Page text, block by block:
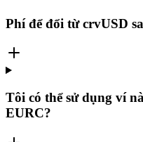
Phí để đổi từ crvUSD
Tôi có thể sử dụng ví
EURC?